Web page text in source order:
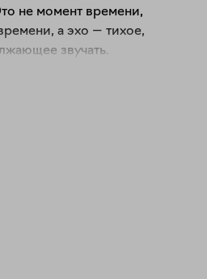
не момент времени,
а эхо — тихое,
звучать.